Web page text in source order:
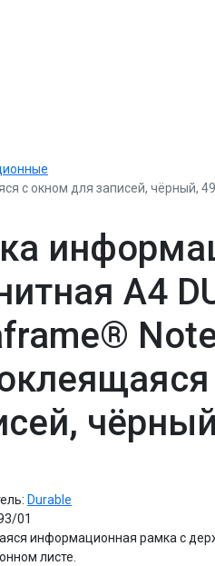
с окном для записей, чёрный,
А4
Durable
01
информационная рамка с
листе.